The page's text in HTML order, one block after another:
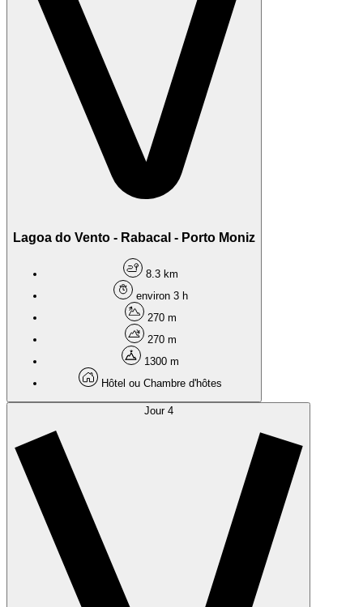
Lagoa do Vento - Rabacal - Porto Moniz
8.3 km
environ 3 h
270 m
270 m
1300 m
Hôtel ou Chambre d'hôtes
Jour 4